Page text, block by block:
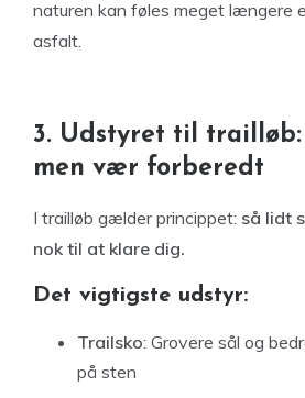
naturen kan føles meget længere
asfalt.
3. Udstyret til
men vær forberedt
I trailløb gælder princippet: så lidt
nok til at klare dig.
Det vigtigste udstyr:
Trailsko: Grovere sål og
på sten